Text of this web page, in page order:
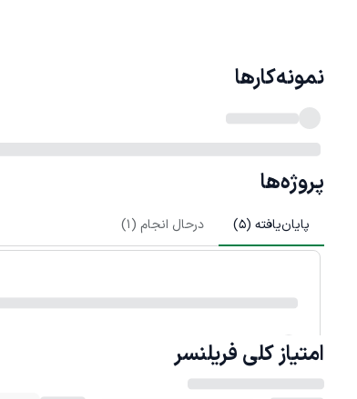
نمونه‌کارها
پروژه‌ها
پایان‌یافته (5
) درحال انجام (1
)
امتیاز کلی فریلنسر